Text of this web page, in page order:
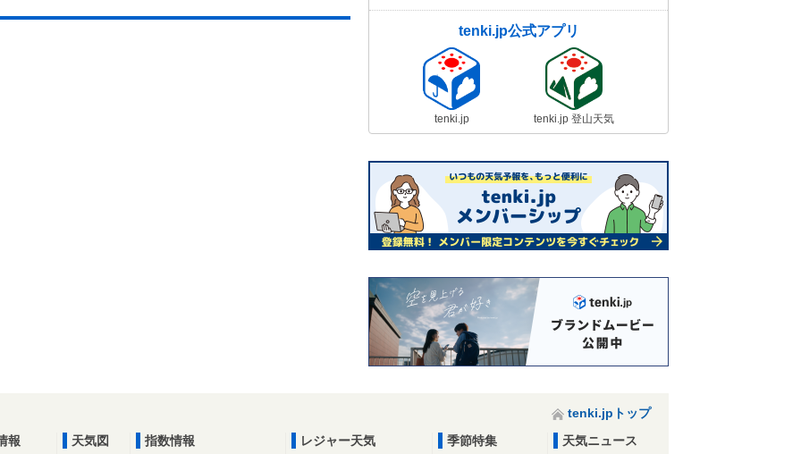
tenki.jp公式アプリ
tenki.jp tenki.jp 登山天気
tenki.jpトップ
報
天気図
指数情報
レジャー天気
季節特集
天気ニュース